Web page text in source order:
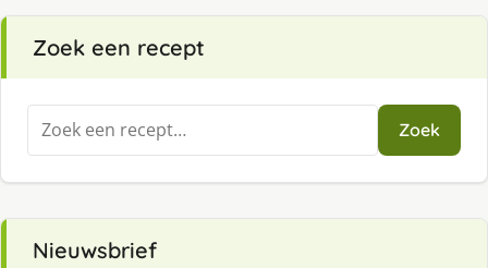
Zoek een recept
Zoeken
naar:
Zoek
Nieuwsbrief